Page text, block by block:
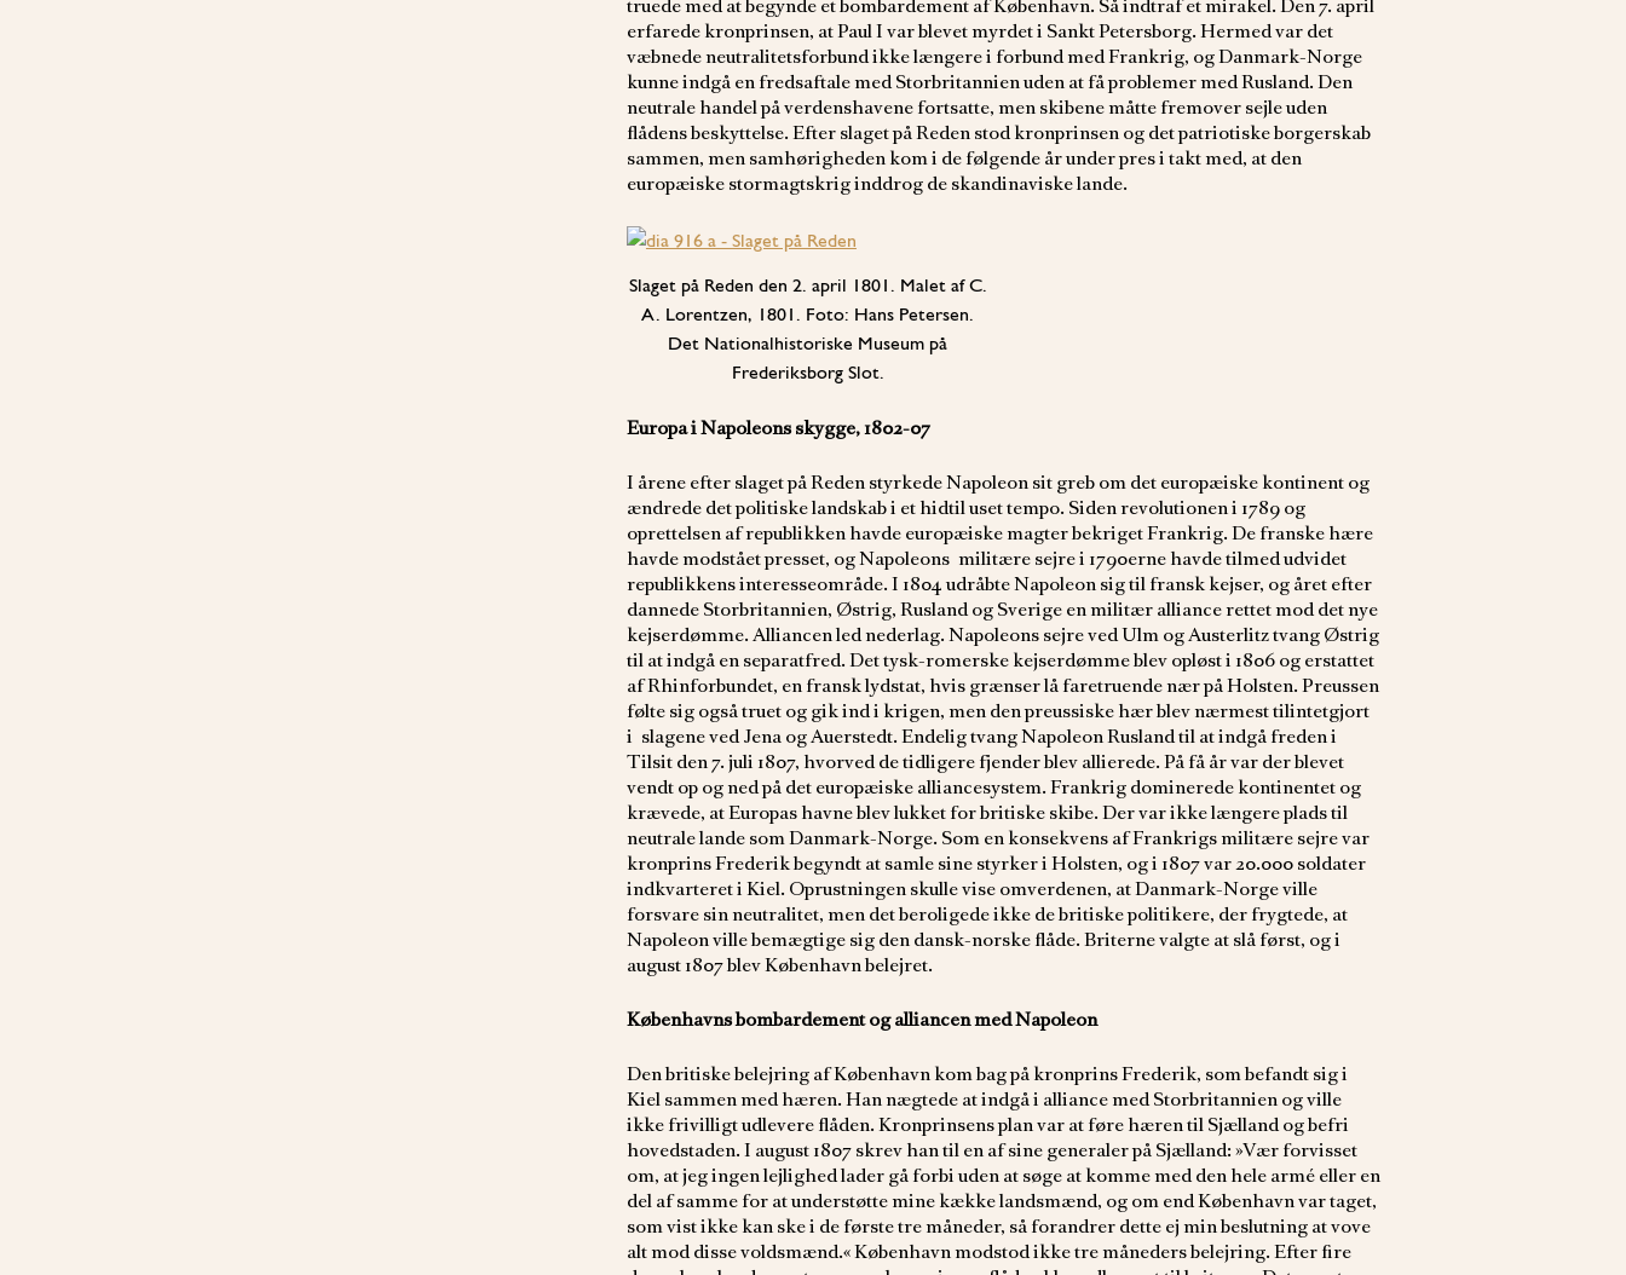
truede med at begynde et bombardement af København. Så indtraf et mirakel. Den 7. april
erfarede kronprinsen, at Paul I var blevet myrdet i Sankt Petersborg. Hermed var det
væbnede neutralitetsforbund ikke længere i forbund med Frankrig, og Danmark-Norge
kunne indgå en fredsaftale med Storbritannien uden at få problemer med Rusland. Den
neutrale handel på verdenshavene fortsatte, men skibene måtte fremover sejle uden
flådens beskyttelse. Efter slaget på Reden stod kronprinsen og det patriotiske borgerskab
sammen, men samhørigheden kom i de følgende år under pres i takt med, at den
europæiske stormagtskrig inddrog de skandinaviske lande.
Slaget på Reden den 2. april 1801. Malet af C.
A. Lorentzen, 1801. Foto: Hans Petersen.
Det Nationalhistoriske Museum på
Frederiksborg Slot.
Europa i Napoleons skygge, 1802-07
I årene efter slaget på Reden styrkede Napoleon sit greb om det europæiske kontinent og
ændrede det politiske landskab i et hidtil uset tempo. Siden revolutionen i 1789 og
oprettelsen af republikken havde europæiske magter bekriget Frankrig. De franske hære
havde modstået presset, og Napoleons militære sejre i 1790erne havde tilmed udvidet
republikkens interesseområde. I 1804 udråbte Napoleon sig til fransk kejser, og året efter
dannede Storbritannien, Østrig, Rusland og Sverige en militær alliance rettet mod det nye
kejserdømme. Alliancen led nederlag. Napoleons sejre ved Ulm og Austerlitz tvang Østrig
til at indgå en separatfred. Det tysk-romerske kejserdømme blev opløst i 1806 og erstattet
af Rhinforbundet, en fransk lydstat, hvis grænser lå faretruende nær på Holsten. Preussen
følte sig også truet og gik ind i krigen, men den preussiske hær blev nærmest tilintetgjort
i slagene ved Jena og Auerstedt. Endelig tvang Napoleon Rusland til at indgå freden i
Tilsit den 7. juli 1807, hvorved de tidligere fjender blev allierede. På få år var der blevet
vendt op og ned på det europæiske alliancesystem. Frankrig dominerede kontinentet og
krævede, at Europas havne blev lukket for britiske skibe. Der var ikke længere plads til
neutrale lande som Danmark-Norge. Som en konsekvens af Frankrigs militære sejre var
kronprins Frederik begyndt at samle sine styrker i Holsten, og i 1807 var 20.000 soldater
indkvarteret i Kiel. Oprustningen skulle vise omverdenen, at Danmark-Norge ville
forsvare sin neutralitet, men det beroligede ikke de britiske politikere, der frygtede, at
Napoleon ville bemægtige sig den dansk-norske flåde. Briterne valgte at slå først, og i
august 1807 blev København belejret.
Københavns bombardement og alliancen med Napoleon
Den britiske belejring af København kom bag på kronprins Frederik, som befandt sig i
Kiel sammen med hæren. Han nægtede at indgå i alliance med Storbritannien og ville
ikke frivilligt udlevere flåden. Kronprinsens plan var at føre hæren til Sjælland og befri
hovedstaden. I august 1807 skrev han til en af sine generaler på Sjælland: »Vær forvisset
om, at jeg ingen lejlighed lader gå forbi uden at søge at komme med den hele armé eller en
del af samme for at understøtte mine kække landsmænd, og om end København var taget,
som vist ikke kan ske i de første tre måneder, så forandrer dette ej min beslutning at vove
alt mod disse voldsmænd.« København modstod ikke tre måneders belejring. Efter fire